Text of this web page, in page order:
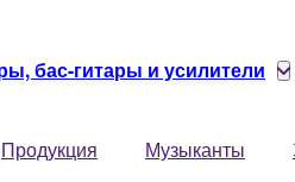
бас-гитары и усилители
Продукция Музыканты